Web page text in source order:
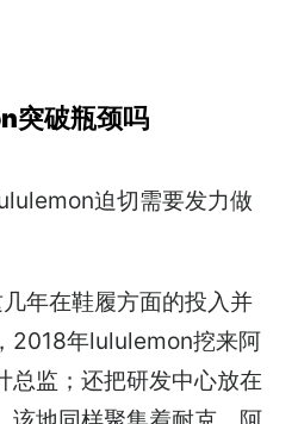
突破瓶颈吗
迫切需要发力做
年在鞋履方面的投入并
2018年lululemon挖来阿
总监；还把研发中心放在